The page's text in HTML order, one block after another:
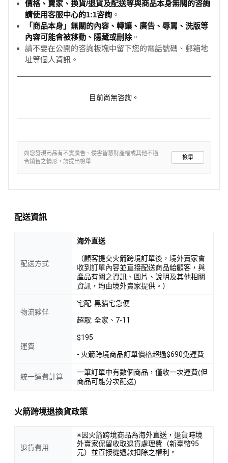
價格、賣家、換貨/退貨及配送等與商品本身無關的咨詢
請使用客服中心的1:1咨詢 。
「商品本身」無關的內容、轉讓、廣告、辱罵、洗版等
內容可能會被移動、隱藏或刪除。
請不要在公開的咨詢板塊中留下您的電話號碼、郵箱地
址等個人資訊。
目前尚無咨詢。
如您發現商品有不實廣告、侵害智慧財產權或其他不適
合銷售之情形，請提出檢舉
檢舉
配送資訊
配送方式
海外直送
（顧客提交火箭跨境訂單後，境外賣家會
收到訂單內容並直接配送商品給顧客，與
產品有關之資訊、圖片、說明及其他相關
資訊，均由境外賣家提供。）
物流夥伴
宅配: 黑貓宅急便
超取: 全家、7-11
運費
$195
- 火箭跨境商品訂單價格超過$690免運費
統一運費計算
一筆訂單中有數個商品，僅收一次運費(但
商品可能分次配送)
火箭跨境退換貨政策
退貨費用
※因火箭跨境商品為海外直送，退貨時境
外賣家保留收取退貨處理費（新臺幣95
元）並直接從退款扣除之權利。